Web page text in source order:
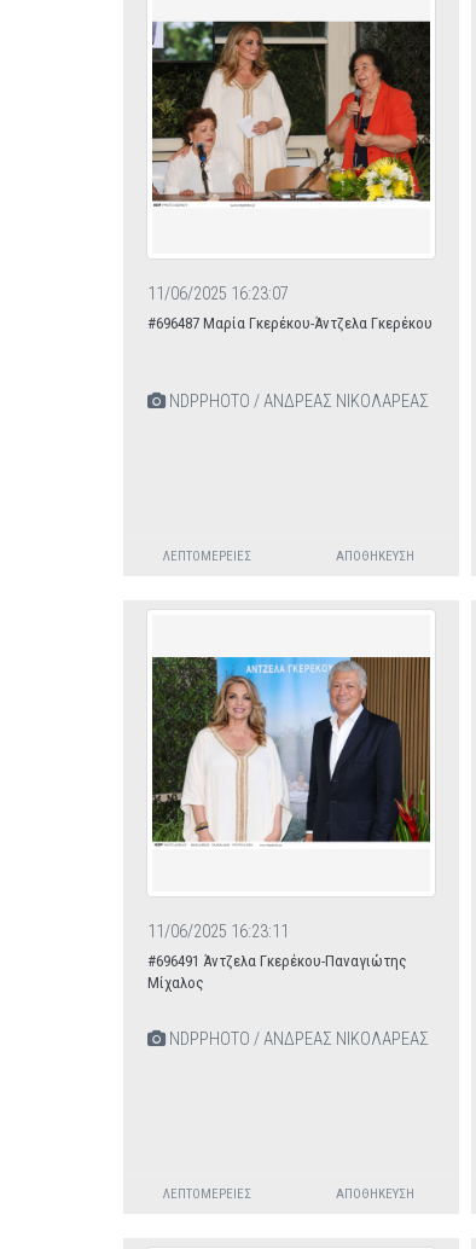
11/06/2025 16:23:07
#696487 Μαρία Γκερέκου-Άντζελα Γκερέκου
NDPPHOTO / ΑΝΔΡΕΑΣ ΝΙΚΟΛΑΡΕΑΣ
ΛΕΠΤΟΜΈΡΕΙΕΣ ΑΠΟΘΉΚΕΥΣΗ
11/06/2025 16:23:11
#696491 Άντζελα Γκερέκου-Παναγιώτης
Μίχαλος
NDPPHOTO / ΑΝΔΡΕΑΣ ΝΙΚΟΛΑΡΕΑΣ
ΛΕΠΤΟΜΈΡΕΙΕΣ ΑΠΟΘΉΚΕΥΣΗ